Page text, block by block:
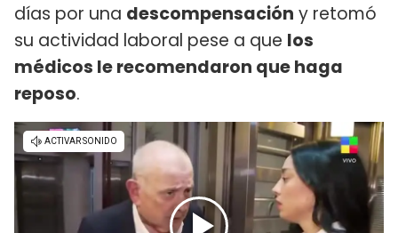
días por una descompensación y retomó
su actividad laboral pese a que los
médicos le recomendaron que haga
reposo.